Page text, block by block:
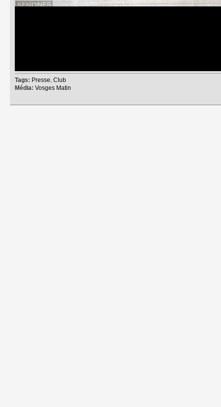
Tags: Presse, Club
Média: Vosges Matin